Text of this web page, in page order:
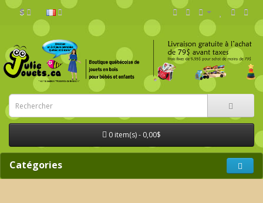
$
0 item(s) - 0,00$
Catégories